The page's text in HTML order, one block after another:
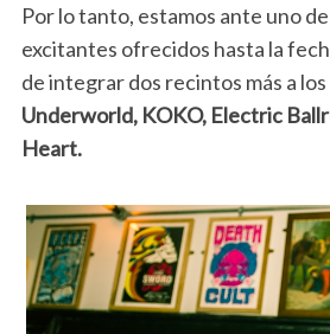
Por lo tanto, estamos ante uno
excitantes ofrecidos hasta la
de integrar dos recintos más a los
Underworld, KOKO, Electric
Heart.